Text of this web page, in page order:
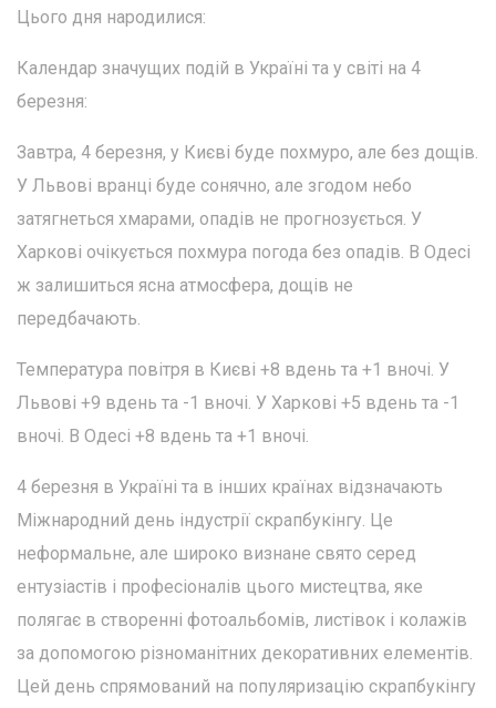
Цього дня народилися:
Календар значущих подій в Україні та у світі на 4
березня:
Завтра, 4 березня, у Києві буде похмуро, але без дощів.
У Львові вранці буде сонячно, але згодом небо
затягнеться хмарами, опадів не прогнозується. У
Харкові очікується похмура погода без опадів. В Одесі
ж залишиться ясна атмосфера, дощів не
передбачають.
Температура повітря в Києві +8 вдень та +1 вночі. У
Львові +9 вдень та -1 вночі. У Харкові +5 вдень та -1
вночі. В Одесі +8 вдень та +1 вночі.
4 березня в Україні та в інших країнах відзначають
Міжнародний день індустрії скрапбукінгу. Це
неформальне, але широко визнане свято серед
ентузіастів і професіоналів цього мистецтва, яке
полягає в створенні фотоальбомів, листівок і колажів
за допомогою різноманітних декоративних елементів.
Цей день спрямований на популяризацію скрапбукінгу